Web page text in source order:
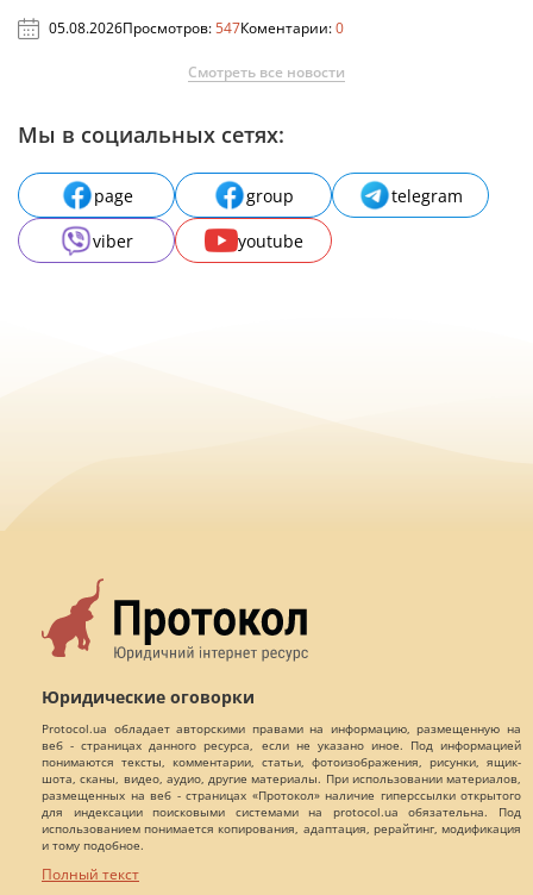
05.08.2026Просмотров:547Коментарии:0
Смотреть все новости
Мы в социальных сетях:
page group
telegram
viber
youtube
Юридические оговорки
Protocol.ua обладает авторскими правами на информацию, размещенную на
веб - страницах данного ресурса, если не указано иное. Под информацией
понимаются тексты, комментарии, статьи, фотоизображения, рисунки, ящик-
шота, сканы, видео, аудио, другие материалы. При использовании материалов,
размещенных на веб - страницах «Протокол» наличие гиперссылки открытого
для индексации поисковыми системами на protocol.ua обязательна. Под
использованием понимается копирования, адаптация, рерайтинг, модификация
и тому подобное.
Полный текст